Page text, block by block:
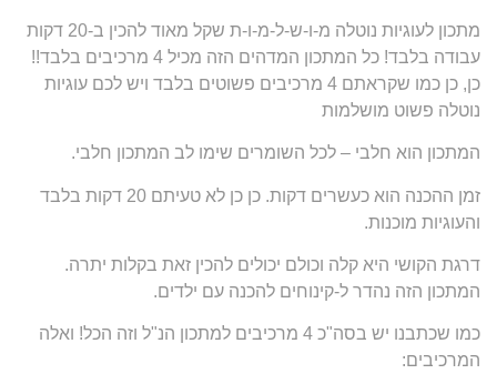
מתכון לעוגיות נוטלה מ-ו-ש-ל-מ-ו-ת שקל מאוד להכין ב-20 דקות
עבודה בלבד! כל המתכון המדהים הזה מכיל 4 מרכיבים בלבד!!
כן, כן כמו שקראתם 4 מרכיבים פשוטים בלבד ויש לכם עוגיות
נוטלה פשוט מושלמות
המתכון הוא חלבי – לכל השומרים שימו לב המתכון חלבי.
זמן ההכנה הוא כעשרים דקות. כן כן לא טעיתם 20 דקות בלבד
והעוגיות מוכנות.
דרגת הקושי היא קלה וכולם יכולים להכין זאת בקלות יתרה.
המתכון הזה נהדר ל-קינוחים להכנה עם ילדים.
כמו שכתבנו יש בסה"כ 4 מרכיבים למתכון הנ"ל וזה הכל! ואלה
המרכיבים: